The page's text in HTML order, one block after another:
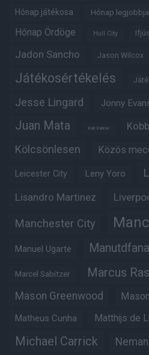
Hónap játékosa Hónap
Hónap Ördöge Hull City
Jadon Sancho Jason Wilcox
Játékosértékelés
Jesse Lingard Jonny
Juan Mata Karl Darlow
Kölcsönlesen Közös
Leicester City Leny Yoro
Lisandro Martinez
Manchester City
Manuel Ugarte
Marcel Sabitzer Marcus
Mason Greenwood
Matheus Cunha Matthijs de
Michael Carrick